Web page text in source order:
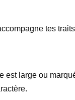
tes
est large ou